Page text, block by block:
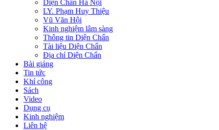
Diện Chẩn Hà Nội
LY. Phạm Huy Thiệu
Vũ Văn Hội
Kinh nghiệm lâm sàng
Thông tin Diện Chẩn
Tài liệu Diện Chẩn
Địa chỉ Diện Chẩn
Bài giảng
Tin tức
Khí công
Sách
Video
Dụng cụ
Kinh nghiệm
Liên hệ